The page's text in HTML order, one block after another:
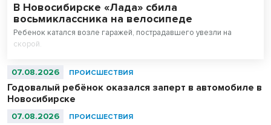
В Новосибирске «Лада» сбила
восьмиклассника на велосипеде
Ребенок катался возле гаражей, пострадавшего увезли на
скорой.
07.08.2026 ПРОИСШЕСТВИЯ
Годовалый ребёнок оказался заперт в автомобиле в
Новосибирске
07.08.2026 ПРОИСШЕСТВИЯ